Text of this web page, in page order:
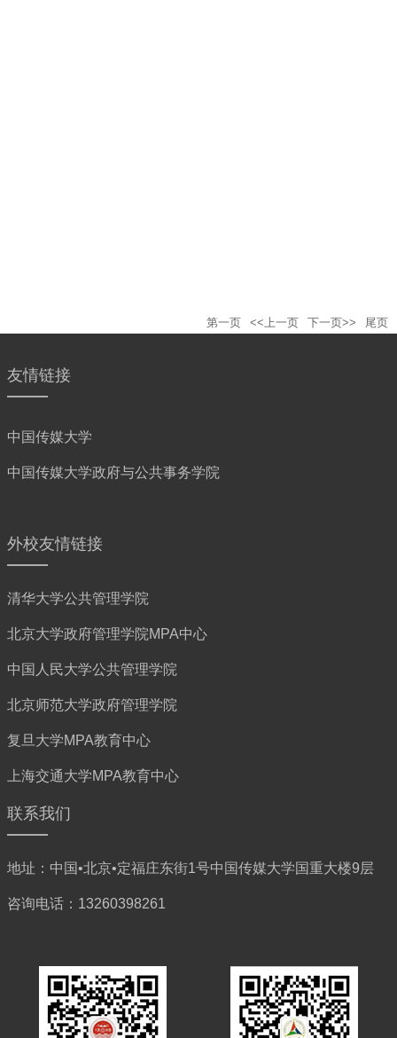
第一页 <<上一页 下一页>> 尾页
友情链接
中国传媒大学
中国传媒大学政府与公共事务学院
外校友情链接
清华大学公共管理学院
北京大学政府管理学院MPA中心
中国人民大学公共管理学院
北京师范大学政府管理学院
复旦大学MPA教育中心
上海交通大学MPA教育中心
联系我们
地址：中国•北京•定福庄东街1号中国传媒大学国重大楼9层
咨询电话：13260398261